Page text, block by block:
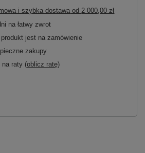
i szybka dostawa od2 000,00 zł
na łatwy zwrot
produkt jest na zamówienie
zakupy
na raty (oblicz ratę)